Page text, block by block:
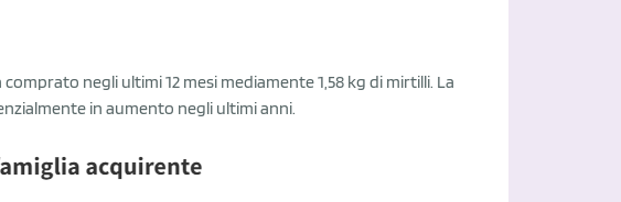
negli ultimi 12 mesi mediamente 1,58 kg di mirtilli. La
in aumento negli ultimi anni.